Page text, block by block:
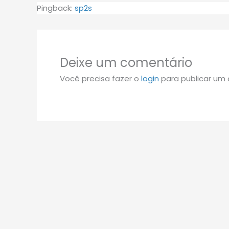
Pingback: sp2s
Deixe um comentário
Você precisa fazer o login para publicar um